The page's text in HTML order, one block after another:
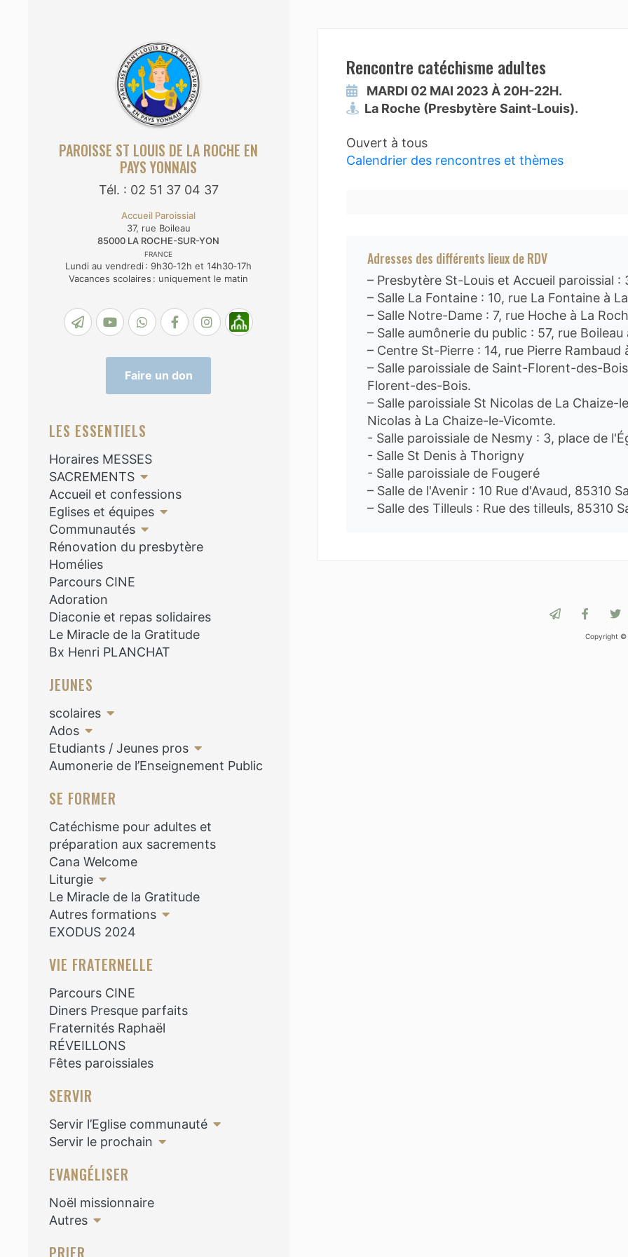
PAROISSE ST LOUIS DE LA ROCHE EN
PAYS YONNAIS
Tél. : 02 51 37 04 37
Accueil Paroissial
37, rue Boileau
85000 LA ROCHE-SUR-YON
FRANCE
Lundi au vendredi : 9h30‑12h et 14h30‑17h
Vacances scolaires : uniquement le matin
Faire un don
LES ESSENTIELS
Horaires MESSES
SACREMENTS
Accueil et confessions
Eglises et équipes
Communautés
Rénovation du presbytère
Homélies
Parcours CINE
Adoration
Diaconie et repas solidaires
Le Miracle de la Gratitude
Bx Henri PLANCHAT
JEUNES
scolaires
Ados
Etudiants / Jeunes pros
Aumonerie de l’Enseignement Public
SE FORMER
Catéchisme pour adultes et
préparation aux sacrements
Cana Welcome
Liturgie
Le Miracle de la Gratitude
Autres formations
EXODUS 2024
VIE FRATERNELLE
Parcours CINE
Diners Presque parfaits
Fraternités Raphaël
RÉVEILLONS
Fêtes paroissiales
SERVIR
Servir l’Eglise communauté
Servir le prochain
EVANGÉLISER
Noël missionnaire
Autres
Rencontre catéchisme adultes
MARDI 02 MAI 2023 À 20H-22H.
La Roche (Presbytère Saint-Louis).
Ouvert à tous
Calendrier des rencontres et thèmes
Adresses des différents lieux de RDV
– Presbytère St-Louis et Accueil paroissial :
– Salle La Fontaine : 10, rue La Fontaine à
– Salle Notre-Dame : 7, rue Hoche à La
– Salle aumônerie du public : 57, rue Boileau
– Centre St-Pierre : 14, rue Pierre Rambaud
– Salle paroissiale de Saint-Florent-des-
Florent-des-Bois.
– Salle paroissiale St Nicolas de La
Nicolas à La Chaize-le-Vicomte.
- Salle paroissiale de Nesmy : 3, place de
- Salle St Denis à Thorigny
- Salle paroissiale de Fougeré
– Salle de l'Avenir : 10 Rue d'Avaud, 85310
– Salle des Tilleuls : Rue des tilleuls, 85310
Copyright ©